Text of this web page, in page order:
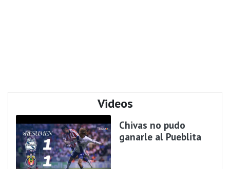
Videos
Chivas no pudo
ganarle al Pueblita